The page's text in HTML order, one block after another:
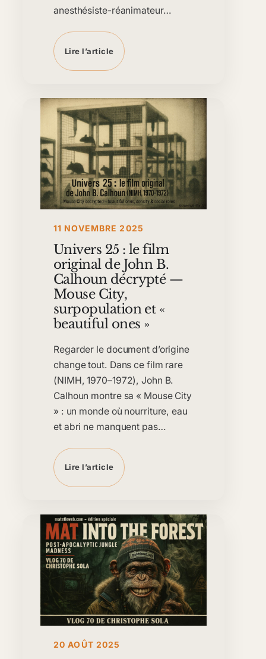
anesthésiste-réanimateur…
Lire l’article
11 NOVEMBRE 2025
Univers 25 : le film
original de John B.
Calhoun décrypté —
Mouse City,
surpopulation et «
beautiful ones »
Regarder le document d’origine
change tout. Dans ce film rare
(NIMH, 1970–1972), John B.
Calhoun montre sa « Mouse City
» : un monde où nourriture, eau
et abri ne manquent pas…
Lire l’article
20 AOÛT 2025